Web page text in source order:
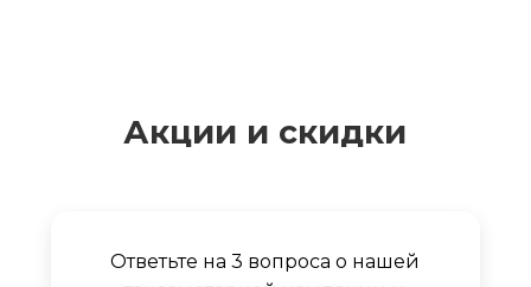
Акции и скидки
Ответьте на 3 вопроса о нашей